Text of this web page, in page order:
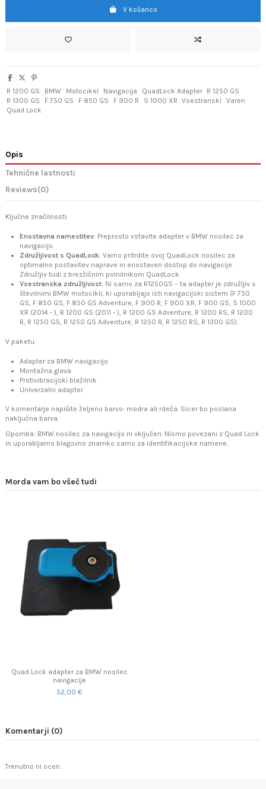
V košarico
R 1200 GS BMW Motocikel Navigacija QuadLock Adapter
R 1250 GS
R 1300 GS
F 750 GS F 850 GS F 900 R S 1000 XR Vsestranski Varen
Quad Lock
Opis
Tehnične lastnosti
Reviews(0)
Ključne značilnosti:
Enostavna namestitev: Preprosto vstavite adapter v BMW nosilec za
navigacijo.
Združljivost s QuadLock: Varno pritrdite svoj QuadLock nosilec za
optimalno postavitev naprave in enostaven dostop do navigacije.
Združljiv tudi z brezžičnim polnilnikom QuadLock.
Vsestranska združljivost: Ni samo za R1250GS – ta adapter je združljiv s
številnimi BMW motocikli, ki uporabljajo isti navigacijski sistem (F 750
GS, F 850 GS, F 850 GS Adventure, F 900 R, F 900 XR, F 900 GS, S 1000
XR (2014 - ), R 1200 GS (2011 - ), R 1200 GS Adventure, R 1200 RS, R 1200
R, R 1250 GS, R 1250 GS Adventure, R 1250 R, R 1250 RS, R 1300 GS).
V paketu:
Adapter za BMW navigacijo
Montažna glava
Protivibracijski blažilnik
Univerzalni adapter
V komentarje napišite željeno barvo: modra ali rdeča. Sicer bo poslana
naključna barva.
Opomba: BMW nosilec za navigacijo ni vključen. Nismo povezani z Quad Lock
in uporabljamo blagovno znamko samo za identifikacijske namene.
Morda vam bo všeč tudi
Quad Lock adapter za BMW nosilec
navigacije
52,00 €
Komentarji (0)
Trenutno ni ocen.